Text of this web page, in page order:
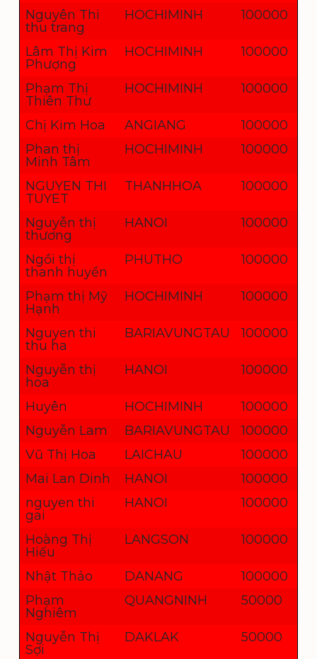
Nguyên Thi
thu trang
HOCHIMINH 100000
Lâm Thị Kim
Phượng
HOCHIMINH 100000
Phạm Thị
Thiên Thư
HOCHIMINH 100000
Chị Kim Hoa ANGIANG
100000
Phan thị
Minh Tâm
HOCHIMINH 100000
NGUYEN THI
TUYET
THANHHOA 100000
Nguyễn thị
thương
HANOI 100000
Ngồi thị
thanh huyền
PHUTHO 100000
Phạm thị Mỹ
Hạnh
HOCHIMINH 100000
Nguyen thi
thu ha
BARIAVUNGTAU 100000
Nguyễn thị
hoa
HANOI 100000
Huyên HOCHIMINH
100000
Nguyễn Lam
BARIAVUNGTAU
100000
Vũ Thị Hoa
LAICHAU
100000
Mai Lan Dinh
HANOI
100000
nguyen thi
gai
HANOI 100000
Hoàng Thị
Hiếu
LANGSON 100000
Nhật Thảo DANANG
100000
Phạm
Nghiêm
QUANGNINH 50000
Nguyễn Thị
Sợi
DAKLAK 50000